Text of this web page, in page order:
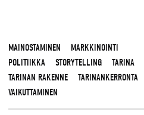
MAINOSTAMINEN
MARKKINOINTI
POLITIIKKA
STORYTELLING
TARINA
TARINAN RAKENNE
TARINANKERRONTA
VAIKUTTAMINEN